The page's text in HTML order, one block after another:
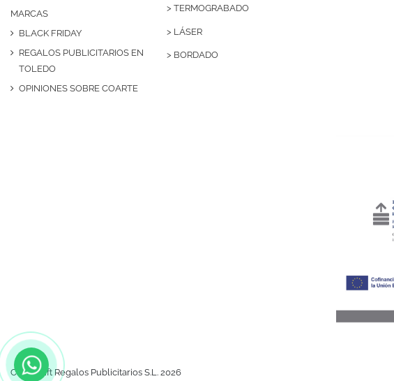
MARCAS
BLACK FRIDAY
REGALOS PUBLICITARIOS EN
TOLEDO
OPINIONES SOBRE COARTE
> TERMOGRABADO
> LÁSER
> BORDADO
Coartegift Regalos Publicitarios S.L. 2026